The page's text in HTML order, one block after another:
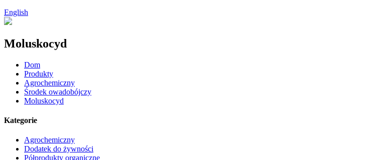
English
Moluskocyd
Dom
Produkty
Agrochemiczny
Środek owadobójczy
Moluskocyd
Kategorie
Agrochemiczny
Dodatek do żywności
Półprodukty organiczne